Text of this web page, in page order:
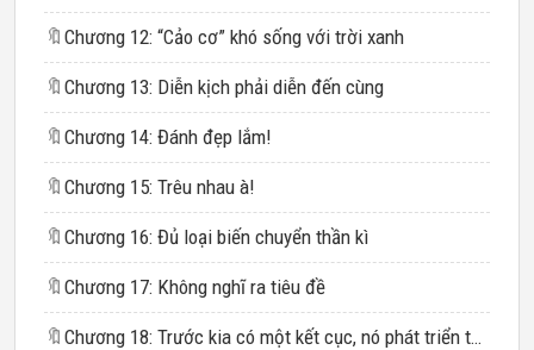
🔖 Chương 12: “Cảo cơ” khó sống với trời xanh
🔖 Chương 13: Diễn kịch phải diễn đến cùng
🔖 Chương 14: Đánh đẹp lắm!
🔖 Chương 15: Trêu nhau à!
🔖 Chương 16: Đủ loại biến chuyển thần kì
🔖 Chương 17: Không nghĩ ra tiêu đề
🔖 Chương 18: Trước kia có một kết cục, nó phát triển thần kì